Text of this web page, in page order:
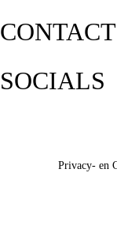
CONTACT
SOCIALS
Privacy- en